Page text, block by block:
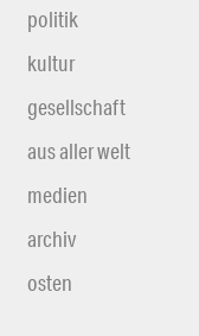
politik
kultur
gesellschaft
aus aller welt
medien
archiv
osten